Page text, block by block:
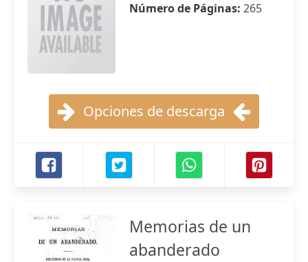
Número de Páginas: 265
Opciones de descarga
Memorias de un
abanderado